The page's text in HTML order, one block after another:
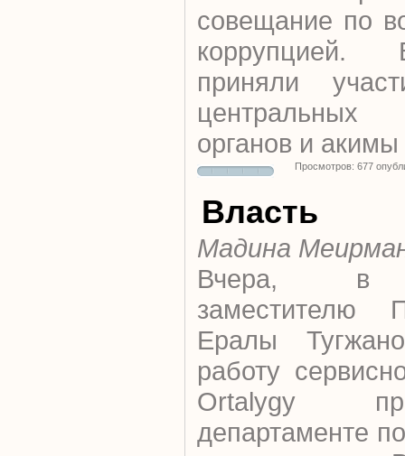
совещание по
коррупцией.
приняли
центральных
органов и
Просмотров: 677
Власть
Мадина
Вчера,
заместителю
Ералы
работу
Оrtalygy
департаменте